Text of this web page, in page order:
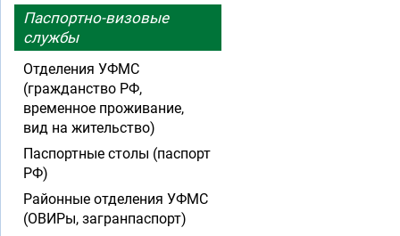
Паспортно-визовые
службы
Отделения УФМС
(гражданство РФ,
временное проживание,
вид на жительство)
Паспортные столы (паспорт
РФ)
Районные отделения УФМС
(ОВИРы, загранпаспорт)